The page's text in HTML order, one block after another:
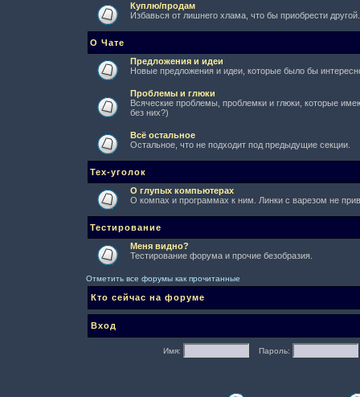
Куплю/продам
Избавься от лишнего хлама, что бы приобрести другой.
О Чате
Предложения и идеи
Новые предложения и идеи, которые было бы
Проблемы и глюки
Всяческие проблемы, проблемки и глюки, которые
без них?)
Всё остальное
Остальное, что не подходит под предыдущие секции.
Тех-уголок
О глупых компьютерах
О компах и программах к ним. Линки с варезом не
Тестирование
Меня видно?
Тестирование форума и прочие безобразия.
Отметить все форумы как прочитанные
Кто сейчас на форуме
Вход
Имя: Пароль: